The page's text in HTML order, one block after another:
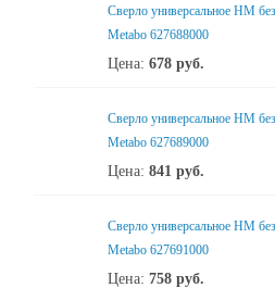
Сверло универсальное НМ
Metabo 627688000
Цена: 678 руб.
Сверло универсальное НМ
Metabo 627689000
Цена: 841 руб.
Сверло универсальное НМ
Metabo 627691000
Цена: 758 руб.